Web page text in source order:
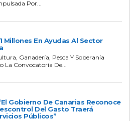
Por...
Millones En Ayudas Al Sector
Ganadería, Pesca Y Soberanía
Convocatoria De...
Gobierno De Canarias Reconoce
Del Gasto Traerá
Públicos”